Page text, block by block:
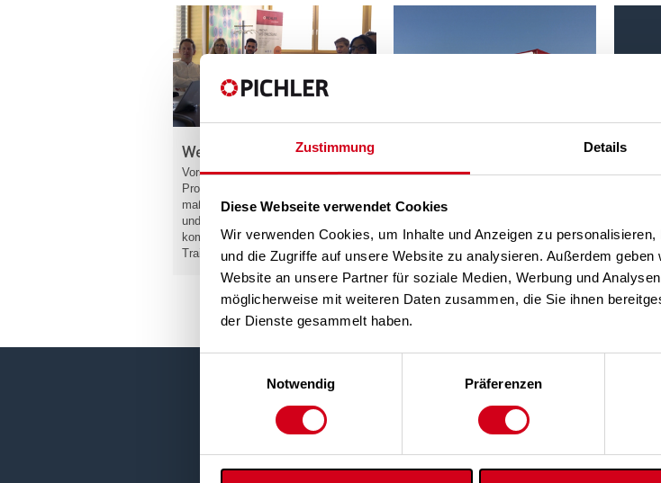
Zustimmung Details
Diese Webseite verwendet Cookies
Wir verwenden Cookies, um Inhalte und Anzeigen zu
und die Zugriffe auf unsere Website zu analysieren. Außerdem
Website an unsere Partner für soziale Medien, Werbung und
möglicherweise mit weiteren Daten zusammen, die Sie ihnen
der Dienste gesammelt haben.
Notwendig
Präferenzen
Weiterbildung
Vorsprung durch Wissen:
Profitieren Sie von
maßgeschneiderten Schulungen
und Web-Seminaren durch unsere
kompetenten Trainerinnen und
Trainer. Mehr »
Direktabholung in den
oder Sofortlieferung zu Ihnen oder